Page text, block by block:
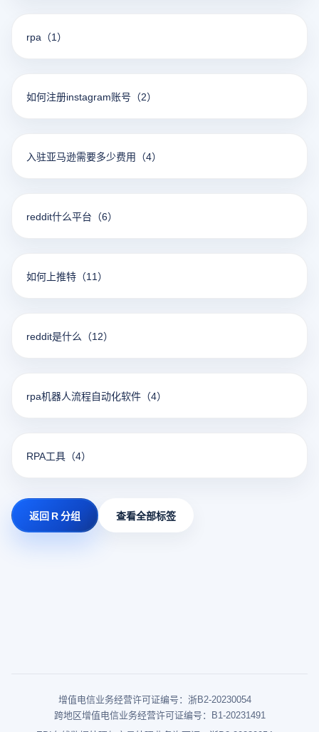
rpa （1）
如何注册instagram账号 （2）
入驻亚马逊需要多少费用 （4）
reddit什么平台 （6）
如何上推特 （11）
reddit是什么 （12）
rpa机器人流程自动化软件 （4）
RPA工具 （4）
返回 R 分组 查看全部标签
增值电信业务经营许可证编号：浙B2-20230054
跨地区增值电信业务经营许可证编号：B1-20231491